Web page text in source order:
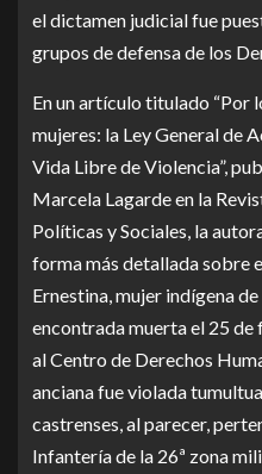
el dictamen judicial fue
grupos de defensa de los
En un artículo titulado “Por
mujeres: la Ley General de
Vida Libre de Violencia”,
Marcela Lagarde en la
Políticas y Sociales, la
forma más detallada sobre
Ernestina, mujer indígena
encontrada muerta el 25
al Centro de Derechos
anciana fue violada
castrenses, al parecer,
Infantería de la 26ª zona